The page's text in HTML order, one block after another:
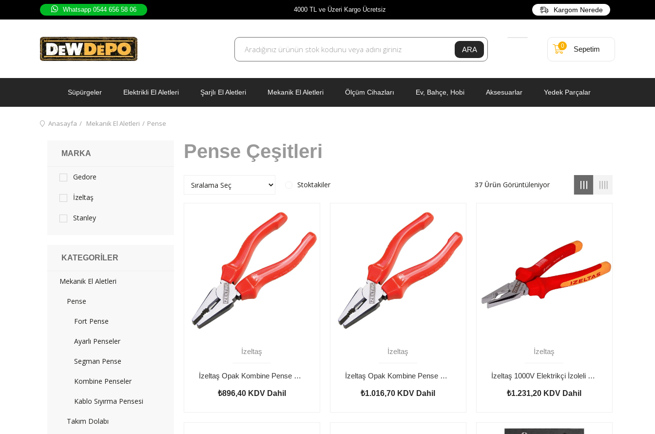
Whatsapp 0544 656 58 06 4000 TL ve Üzeri Kargo Ücretsiz Kargom Nerede
Sepetim
0
Süpürgeler Elektrikli El Aletleri Şarjlı El Aletleri Mekanik El Aletleri Ölçüm Cihazları Ev, Bahçe, Hobi Aksesuarlar Yedek Parçalar
Anasayfa Mekanik El Aletleri Pense
MARKA
Gedore
İzeltaş
Stanley
KATEGORILER
Mekanik El Aletleri
Pense
Fort Pense
Ayarlı Penseler
Segman Pense
Kombine Penseler
Kablo Sıyırma Pensesi
Takım Dolabı
Pense Çeşitleri
Stoktakiler 37 Ürün
İzeltaş
İzeltaş Opak Kombine Pense 160 mm
₺896,40 KDV Dahil
İzeltaş
İzeltaş Opak Kombine Pense 180 mm
₺1.016,70 KDV Dahil
İzeltaş
İzeltaş 1000V Elektrikçi İzoleli Kombine Pense 160mm
₺1.231,20 KDV Dahil